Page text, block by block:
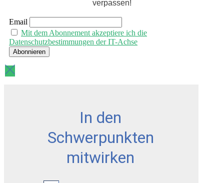
verpassen!
Email
Mit dem Abonnement akzeptiere ich die
Datenschutzbestimmungen der IT-Achse
In den
Schwerpunkten
mitwirken